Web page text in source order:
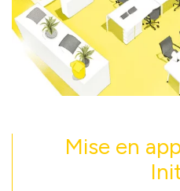
Mise en